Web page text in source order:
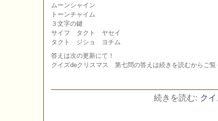
ムーンシャイン
トーンチャイム
３文字の鍵
サイフ タクト ヤセイ
タクト ジショ ヨチム
答えは次の更新にて！
クイズdeクリスマス 第七問の答えは続きを読むからご覧
続きを読む: ク